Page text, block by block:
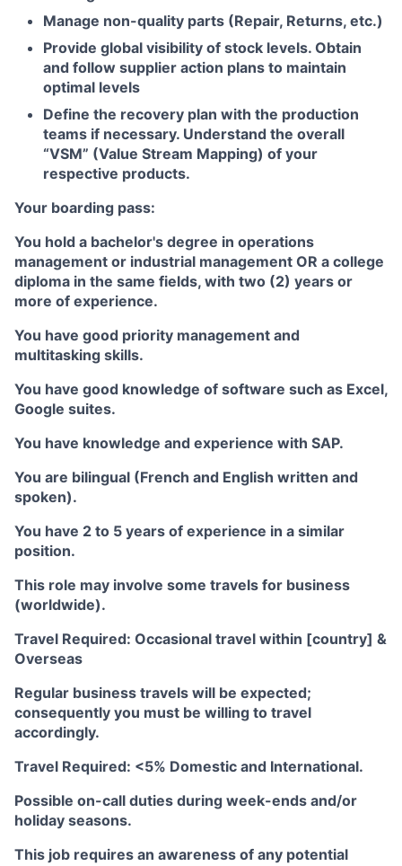
Manage non-quality parts (Repair, Returns, etc.)
Provide global visibility of stock levels. Obtain
and follow supplier action plans to maintain
optimal levels
Define the recovery plan with the production
teams if necessary. Understand the overall
“VSM” (Value Stream Mapping) of your
respective products.
Your boarding pass:
You hold a bachelor's degree in operations
management or industrial management OR a college
diploma in the same fields, with two (2) years or
more of experience.
You have good priority management and
multitasking skills.
You have good knowledge of software such as Excel,
Google suites.
You have knowledge and experience with SAP.
You are bilingual (French and English written and
spoken).
You have 2 to 5 years of experience in a similar
position.
This role may involve some travels for business
(worldwide).
Travel Required: Occasional travel within [country] &
Overseas
Regular business travels will be expected;
consequently you must be willing to travel
accordingly.
Travel Required: <5% Domestic and International.
Possible on-call duties during week-ends and/or
holiday seasons.
This job requires an awareness of any potential